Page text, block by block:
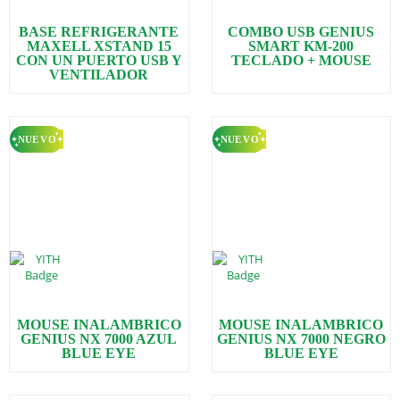
BASE REFRIGERANTE
MAXELL XSTAND 15
CON UN PUERTO USB Y
VENTILADOR
COMBO USB GENIUS
SMART KM-200
TECLADO + MOUSE
MOUSE INALAMBRICO
GENIUS NX 7000 AZUL
BLUE EYE
MOUSE INALAMBRICO
GENIUS NX 7000 NEGRO
BLUE EYE